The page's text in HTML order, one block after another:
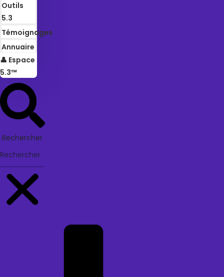
Outils
5.3
Témoignages
Annuaire
👤 Espace
5.3™
Rechercher